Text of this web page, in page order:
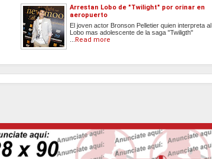
Arrestan Lobo de "Twilight" por orinar en
aeropuerto
El joven actor Bronson Pelletier quien interpreta al
Lobo mas adolescente de la saga "Twiligth"
Read more